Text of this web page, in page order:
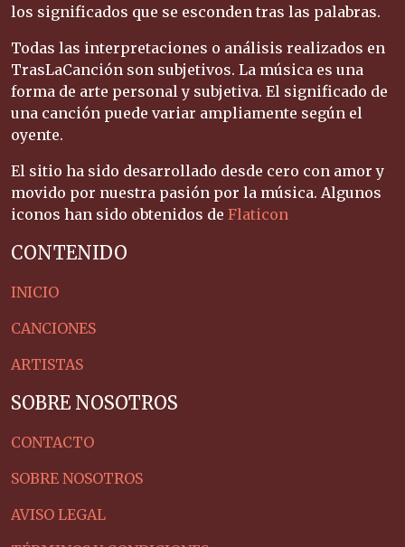
los significados que se esconden tras las palabras.
Todas las interpretaciones o análisis realizados en
TrasLaCanción son subjetivos. La música es una
forma de arte personal y subjetiva. El significado de
una canción puede variar ampliamente según el
oyente.
El sitio ha sido desarrollado desde cero con amor y
movido por nuestra pasión por la música. Algunos
iconos han sido obtenidos de Flaticon
CONTENIDO
INICIO
CANCIONES
ARTISTAS
SOBRE NOSOTROS
CONTACTO
SOBRE NOSOTROS
AVISO LEGAL